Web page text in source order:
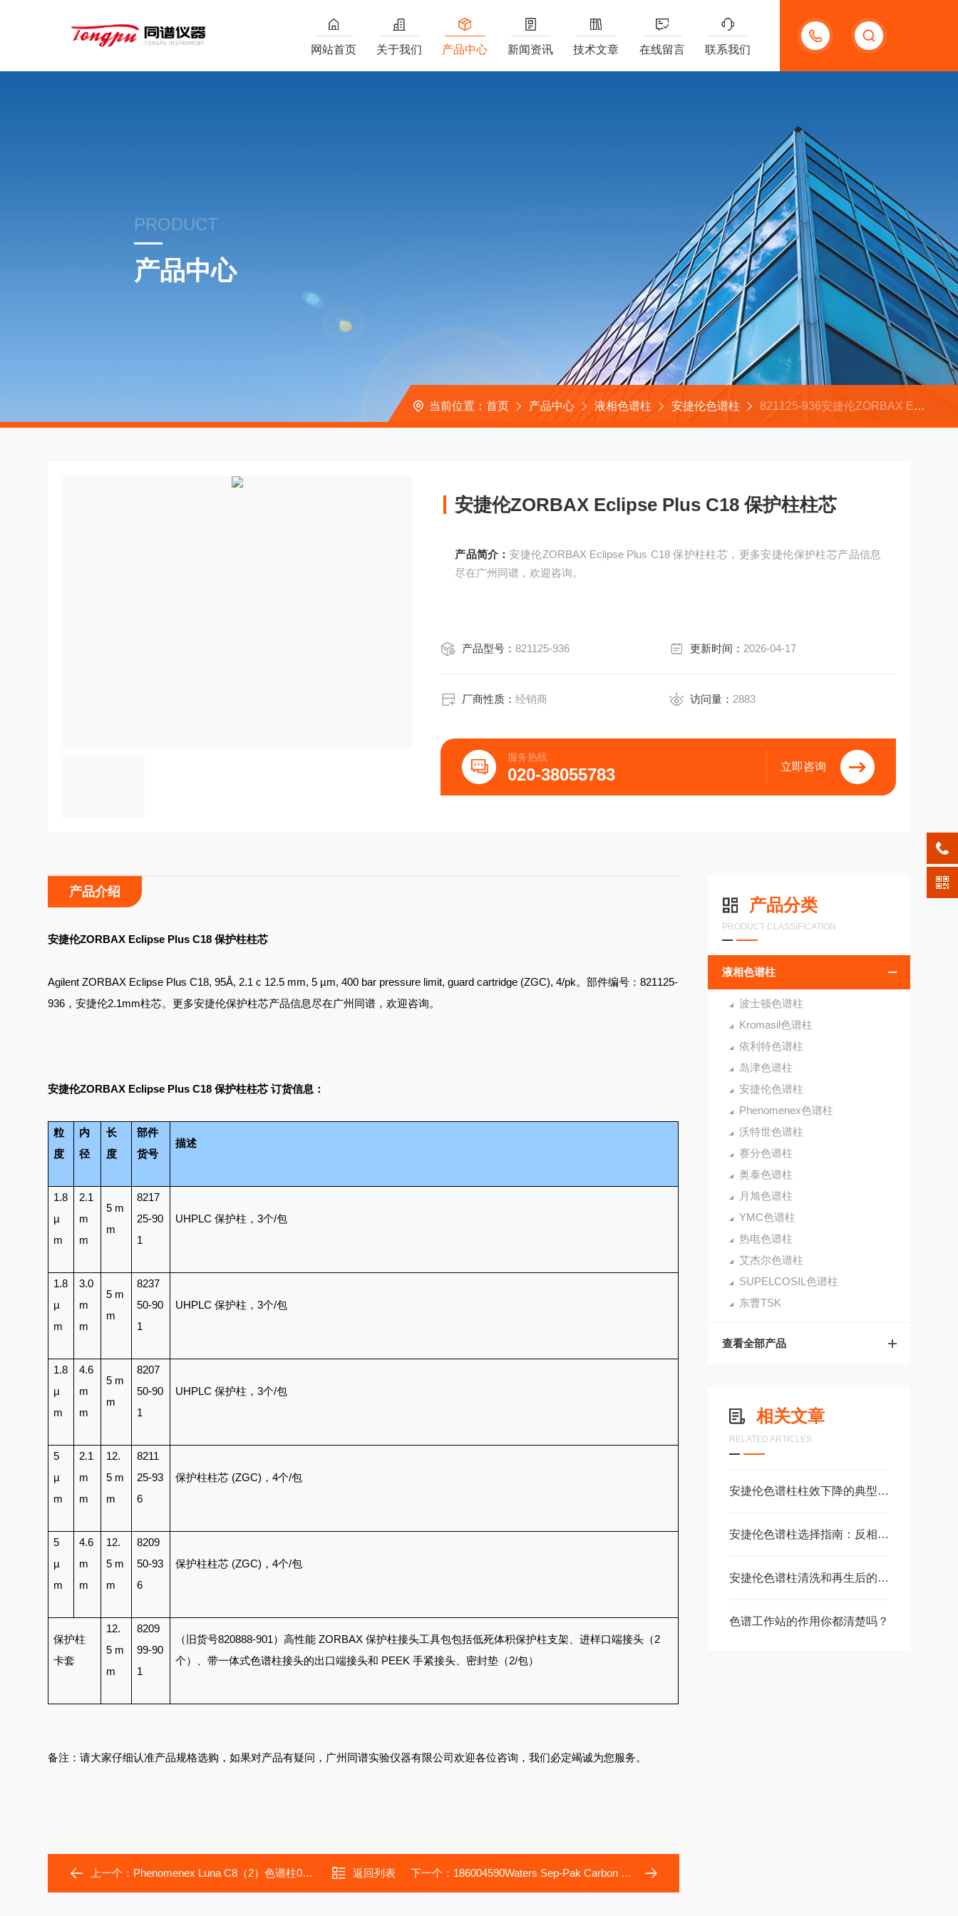
15920118006
网站首页 关于我们 产品中心 新闻资讯 技术文章 在线留言 联系我们
PRODUCT
产品中心
当前位置： 首页 产品中心 液相色谱柱 安捷伦色谱柱 821125-936安捷伦ZORBAX Eclipse Plus C18 保护柱柱芯
安捷伦ZORBAX Eclipse Plus C18 保护柱柱芯
产品简介： 安捷伦ZORBAX Eclipse Plus C18 保护柱柱芯，更多安捷伦保护柱芯产品信息
尽在广州同谱，欢迎咨询。
产品型号：821125-936 更新时间： 2026-04-17
厂商性质：经销商 访问量： 2883
服务热线
020-38055783 立即咨询
产品分类
PRODUCT CLASSIFICATION
液相色谱柱
波士顿色谱柱
Kromasil色谱柱
依利特色谱柱
岛津色谱柱
安捷伦色谱柱
Phenomenex色谱柱
沃特世色谱柱
赛分色谱柱
奥泰色谱柱
月旭色谱柱
YMC色谱柱
热电色谱柱
艾杰尔色谱柱
SUPELCOSIL色谱柱
东曹TSK
查看全部产品
相关文章
RELATED ARTICLES
安捷伦色谱柱柱效下降的典型表现及补救措施
安捷伦色谱柱选择指南：反相、正相、HILIC如何选？
安捷伦色谱柱清洗和再生后的注意事项
色谱工作站的作用你都清楚吗？
产品介绍
安捷伦ZORBAX Eclipse Plus C18保护柱柱芯
Agilent ZORBAX Eclipse Plus C18, 95Å, 2.1 c 12.5 mm, 5 µm, 400 bar pressure limit, guard cartridge (ZGC), 4/pk。部件编号：821125-
936，安捷伦2.1mm柱芯。更多安捷伦保护柱芯产品信息尽在广州同谱，欢迎咨询。
安捷伦ZORBAX Eclipse Plus C18保护柱柱芯 订货信息：
粒
度
内
径
长
度
部件
货号
描述
1.8
µ
m
2.1
m
m
5 m
m
8217
25-90
1
UHPLC 保护柱，3个/包
1.8
µ
m
3.0
m
m
5 m
m
8237
50-90
1
UHPLC 保护柱，3个/包
1.8
µ
m
4.6
m
m
5 m
m
8207
50-90
1
UHPLC 保护柱，3个/包
5
µ
m
2.1
m
m
12.
5 m
m
8211
25-93
6
保护柱柱芯 (ZGC)，4个/包
5
µ
m
4.6
m
m
12.
5 m
m
8209
50-93
6
保护柱柱芯 (ZGC)，4个/包
保护柱
卡套
12.
5 m
m
8209
99-90
1
（旧货号820888-901）高性能 ZORBAX 保护柱接头工具包包括低死体积保护柱支架、进样口端接头（2
个）、带一体式色谱柱接头的出口端接头和 PEEK 手紧接头、密封垫（2/包）
备注：请大家仔细认准产品规格选购，如果对产品有疑问，广州同谱实验仪器有限公司欢迎各位咨询，我们必定竭诚为您服务。
上一个： Phenomenex Luna C8（2）色谱柱00G-4249-E0 返回列表 下一个： 186004590Waters Sep-Pak Carbon Black/PSA Silica柱